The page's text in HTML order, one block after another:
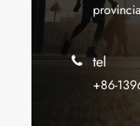
 tel
+86-